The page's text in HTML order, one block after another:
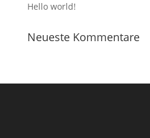
Hello world!
Neueste Kommentare